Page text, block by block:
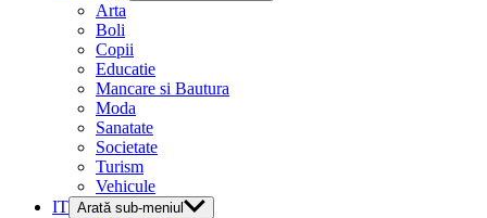
Arta
Boli
Copii
Educatie
Mancare si Bautura
Moda
Sanatate
Societate
Turism
Vehicule
IT Arată sub-meniul